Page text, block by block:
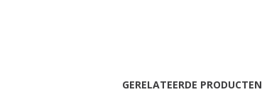
GERELATEERDE PRODUCTEN